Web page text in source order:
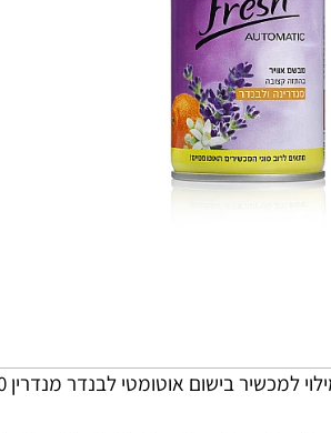
למכשיר בישום אוטומטי לבנדר מנדרין 250 מ"ל